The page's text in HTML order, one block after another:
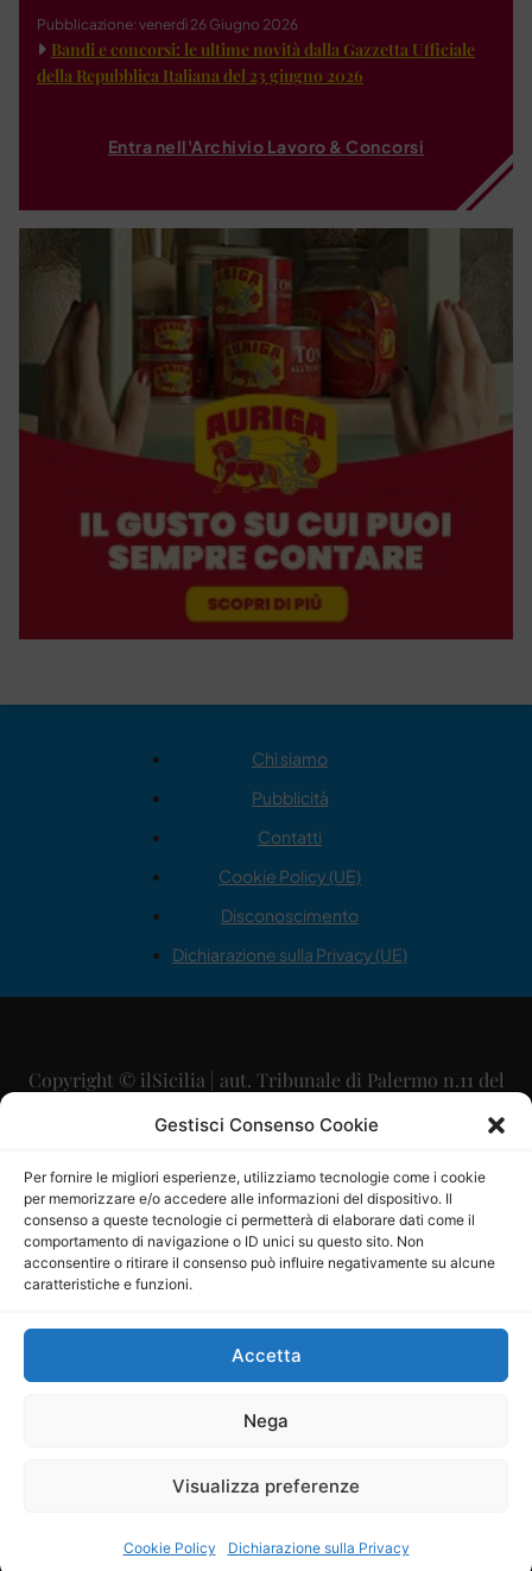
Gestisci Consenso Cookie
Per fornire le migliori esperienze, utilizziamo tecnologie come i cookie
per memorizzare e/o accedere alle informazioni del dispositivo. Il
consenso a queste tecnologie ci permetterà di elaborare dati come il
comportamento di navigazione o ID unici su questo sito. Non
acconsentire o ritirare il consenso può influire negativamente su alcune
caratteristiche e funzioni.
Accetta
Nega
Visualizza preferenze
Cookie Policy Dichiarazione sulla Privacy
Pubblicazione: venerdì 26 Giugno 2026
Bandi e concorsi: le ultime novità dalla Gazzetta Ufficiale
della Repubblica Italiana del 23 giugno 2026
Entra nell'Archivio Lavoro & Concorsi
Chi siamo
Pubblicità
Contatti
Cookie Policy (UE)
Disconoscimento
Dichiarazione sulla Privacy (UE)
Copyright © ilSicilia | aut. Tribunale di Palermo n.11 del
29/09/2015
Direttore Editoriale: Maurizio Scaglione
Direttore Responsabile: Maria Calabrese
P.IVA: 06334930820
Mercurio Comunicazione Società Cooperativa a r.l. è
iscritta al Registro degli Operatori di Comunicazione al
Sito gestito daLa Digitale srl–info@ladigitale.it